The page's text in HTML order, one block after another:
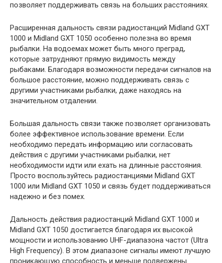
позволяет поддерживать связь на больших расстояниях.
Расширенная дальность связи радиостанций Midland GXT
1000 и Midland GXT 1050 особенно полезна во время
рыбалки. На водоемах может быть много преград,
которые затрудняют прямую видимость между
рыбаками. Благодаря возможности передачи сигналов на
большое расстояние, можно поддерживать связь с
другими участниками рыбалки, даже находясь на
значительном отдалении.
Большая дальность связи также позволяет организовать
более эффективное использование времени. Если
необходимо передать информацию или согласовать
действия с другими участниками рыбалки, нет
необходимости идти или ехать на длинные расстояния.
Просто воспользуйтесь радиостанциями Midland GXT
1000 или Midland GXT 1050 и связь будет поддерживаться
надежно и без помех.
Дальность действия радиостанций Midland GXT 1000 и
Midland GXT 1050 достигается благодаря их высокой
мощности и использованию UHF-диапазона частот (Ultra
High Frequency). В этом диапазоне сигналы имеют лучшую
проникающую способность и меньше подвержены